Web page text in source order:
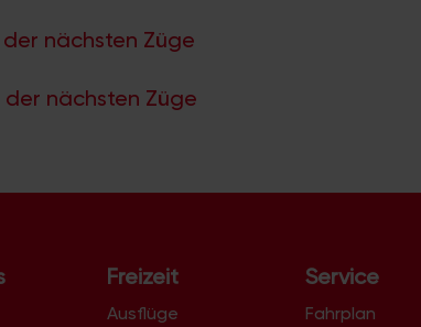
nächsten Züge
nächsten Züge
Freizeit
Ausflüge
Service
Fahrplan